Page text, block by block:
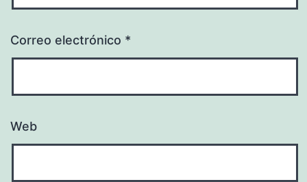
Correo electrónico *
Web